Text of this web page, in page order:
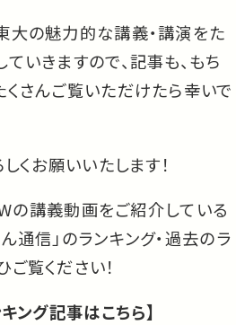
大の魅力的な講義・講演をた
ていきますので、記事も、もち
くさんご覧いただけたら幸いで
くお願いいたします！
の講義動画をご紹介している
ん通信」のランキング・過去のラ
ご覧ください！
ング記事はこちら】